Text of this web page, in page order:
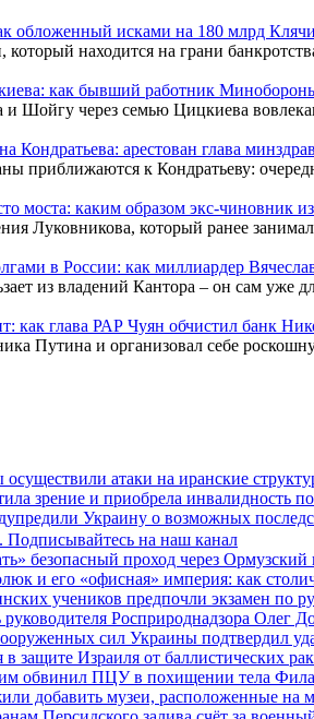
обложенный исками на 180 млрд
находится на грани
как бывший работник
и Шойгу через семью Цицкиева
Кондратьева: арестован глава
приближаются к Кондратьеву:
моста: каким образом экс-чиновник
Луковникова, который ранее
в России: как миллиардер
из владений Кантора – он сам уже
как глава РАР Чуян обчистил банк
Путина и организовал себе
атаки на иранские
зрение и приобрела инвалидность
Украину о возможных
Подписывайтесь на наш канал
безопасный проход через Ормузский
и его «офисная» империя: как
учеников предпочли экзамен по
Росприроднадзора Олег
сил Украины подтвердил
в защите Израиля от баллистических
обвинил ПЦУ в похищении тела
добавить музеи, расположенные